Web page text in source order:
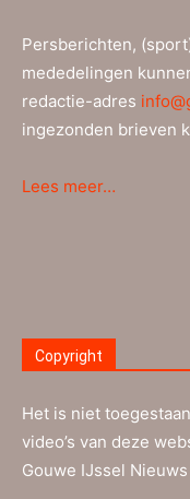
Persberichten,
mededelingen
redactie-adres
ingezonden brieven
Lees meer…
Copyright
Het is niet
video’s van deze
Gouwe IJssel